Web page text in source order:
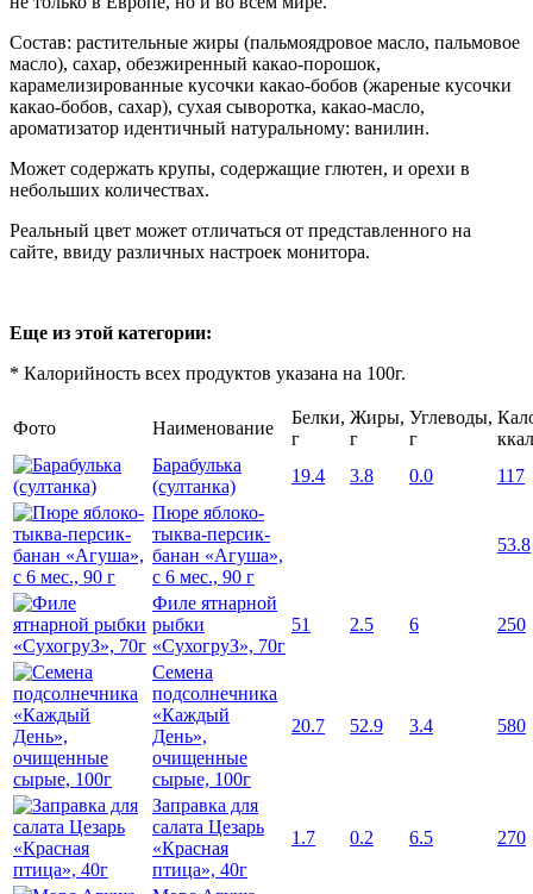
Состав: растительные жиры (пальмоядровое масло, пальмовое
масло), сахар, обезжиренный какао-порошок,
карамелизированные кусочки какао-бобов (жареные кусочки
какао-бобов, сахар), сухая сыворотка, какао-масло,
ароматизатор идентичный натуральному: ванилин.
Может содержать крупы, содержащие глютен, и орехи в
небольших количествах.
Реальный цвет может отличаться от представленного на
сайте, ввиду различных настроек монитора.
Еще из этой категории:
* Калорийность всех продуктов указана на 100г.
Фото Наименование
Белки,
г
Жиры,
г
Углеводы,
г
ккал
Барабулька
(султанка)
19.4 3.8 0.0
117
Пюре яблоко-
тыква-персик-
банан «Агуша»,
с 6 мес., 90 г
53.8
Филе ятнарной
рыбки
«СухогруЗ», 70г
51 2.5 6 250
Семена
подсолнечника
«Каждый
День»,
очищенные
сырые, 100г
20.7 52.9 3.4 580
Заправка для
салата Цезарь
«Красная
птица», 40г
1.7 0.2 6.5 270